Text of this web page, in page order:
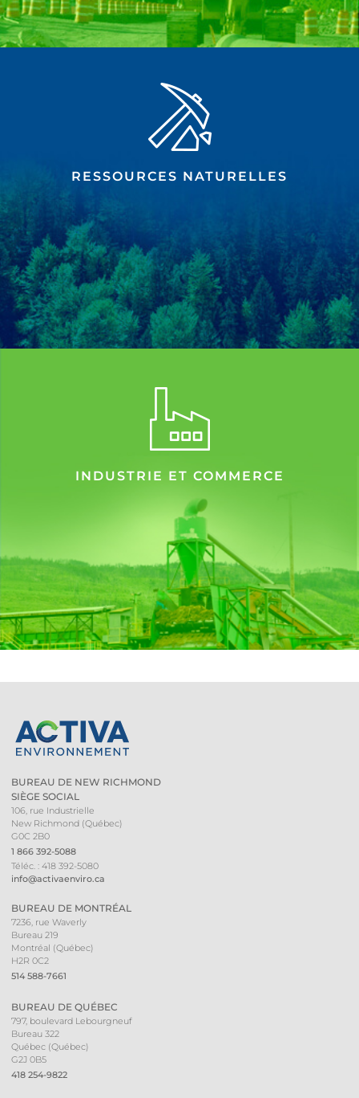
RESSOURCES NATURELLES
INDUSTRIE ET COMMERCE
BUREAU DE NEW RICHMOND
SIÈGE SOCIAL
106, rue Industrielle
New Richmond (Québec)
G0C 2B0
1 866 392-5088
Téléc. : 418 392-5080
info@activaenviro.ca
BUREAU DE MONTRÉAL
7236, rue Waverly
Bureau 219
Montréal (Québec)
H2R 0C2
514 588-7661
BUREAU DE QUÉBEC
797, boulevard Lebourgneuf
Bureau 322
Québec (Québec)
G2J 0B5
418 254-9822